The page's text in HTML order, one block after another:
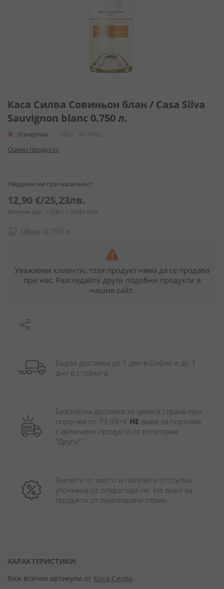
към
началото
на
галерия
снимки
Каса Силва Совиньон блан / Casa Silva
Sauvignon blanc 0.750 л.
Изчерпан SKU
30-1782-
Оцени продукта
Уведоми ме при наличност
12,90 €/25,23лв.
Валутен курс: 1 EUR = 1.95583 BGN
Обем: 0.750 л.
Уважаеми клиенти, този продукт няма да се продава
при нас. Разгледайте други подобни продукти в
нашия сайт.
Бърза доставка до 1 ден в София и до 3
дни в страната.
Безплатна доставка за цялата страна при
поръчки от 79.99+€ НЕ важи за поръчки
с включени продукти от категория
"Други".
Вземете от място и получете отстъпка,
уточнена от оператора ни. Не важи за
продукти от лимитирани серии.
ХАРАКТЕРИСТИКИ:
Виж всички артикули от Каса Силва